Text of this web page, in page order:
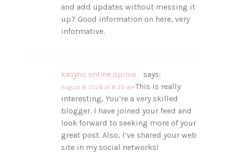
and add updates without messing it
up? Good information on here, very
informative.
kasyno online opinie says:
August 8, 2026 at 8:30 amThis is really
interesting, You’re a very skilled
blogger. I have joined your feed and
look forward to seeking more of your
great post. Also, I’ve shared your web
site in my social networks!